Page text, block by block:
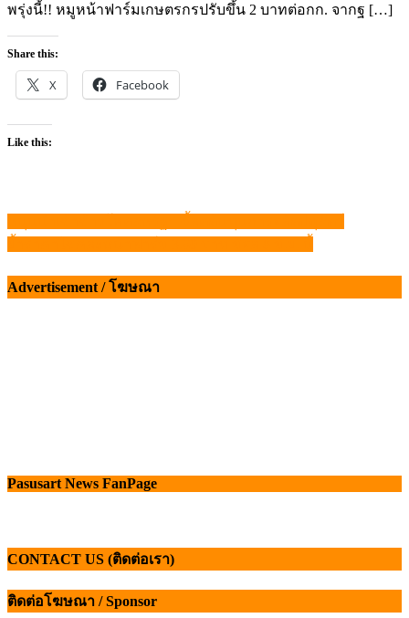
พรุ่งนี้!! หมูหน้าฟาร์มเกษตรกรปรับขึ้น 2 บาทต่อกก. จากฐ […]
Share this:
X Facebook
Like this:
แนะแนว
Advertisement / โฆษณา
Pasusart News FanPage
CONTACT US (ติดต่อเรา)
ติดต่อโฆษณา / Sponsor